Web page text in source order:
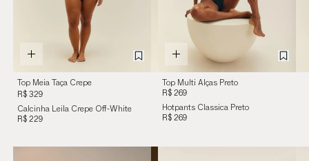
Top Meia Taça Crepe
Preto
R$ 329
Calcinha Leila Crepe Off-White
R$ 229
Top Multi Alças Preto
R$ 269
Hotpants Classica Preto
R$ 269